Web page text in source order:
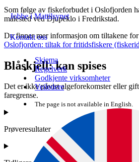
Jobbe i Mattilsynet
Kontakt oss
Skjema
Regelverk
Godkjente virksomheter
Veiledere
The page is not available in English.
Som følge av fiskeforbudet i Oslofjorden
målested ved Djupeklo i Fredrikstad.
Du finner mer informasjon om tiltakene
Oslofjorden: tiltak for fritidsfiskere
Blåskjell: kan spises
Det er ikke påvist algeforekomster eller
faregrense.
Prøveresultater